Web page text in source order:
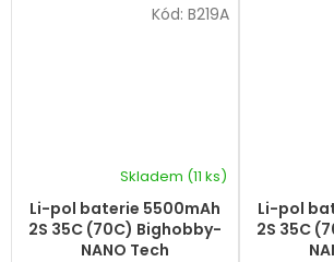
Li-pol baterie 5500mAh
2S 35C (70C) Bighobby-
NANO Tech
Skladem (11 ks)
Kód: B219A
Li-pol
2S 35C